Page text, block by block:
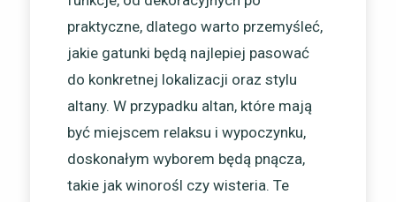
praktyczne, dlatego warto przemyśleć,
jakie gatunki będą najlepiej pasować
do konkretnej lokalizacji oraz stylu
altany. W przypadku altan, które mają
być miejscem relaksu i wypoczynku,
doskonałym wyborem będą pnącza,
takie jak winorośl czy wisteria. Te